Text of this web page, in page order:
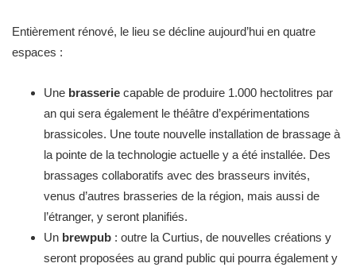
Entièrement rénové, le lieu se décline aujourd’hui en quatre
espaces :
Une brasserie capable de produire 1.000 hectolitres par
an qui sera également le théâtre d’expérimentations
brassicoles. Une toute nouvelle installation de brassage à
la pointe de la technologie actuelle y a été installée. Des
brassages collaboratifs avec des brasseurs invités,
venus d’autres brasseries de la région, mais aussi de
l’étranger, y seront planifiés.
Un brewpub : outre la Curtius, de nouvelles créations y
seront proposées au grand public qui pourra également y